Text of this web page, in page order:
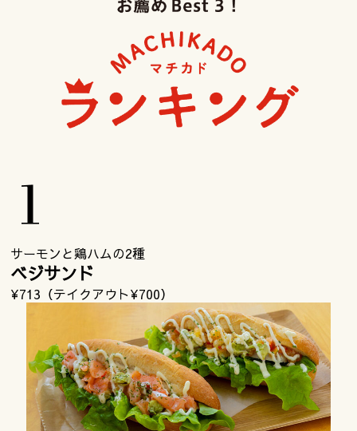
サーモンと鶏ハムの2種
ベジサンド
¥713（テイクアウト¥700）